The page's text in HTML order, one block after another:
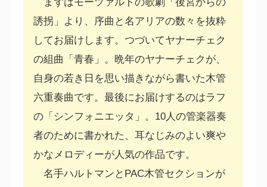
誘拐」より、序曲と名アリアの数々を抜粋
してお届けします。つづいてヤナーチェク
の組曲「青春」。晩年のヤナーチェクが、
自身の若き日を思い描きながら書いた木管
六重奏曲です。最後にお届けするのはラフ
の「シンフォニエッタ」。10人の管楽器奏
者のために書かれた、耳なじみのよい爽や
かなメロディーが人気の作品です。
名手ハルトマンとPAC木管セクションが